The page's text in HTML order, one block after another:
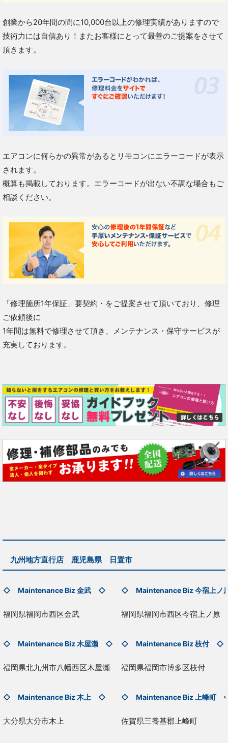
創業から20年間の間に10,000台以上の修理実績がありますので
技術力には自信あり！またお客様にとって最善のご提案をさせて
頂きます。
エアコンに何らかの異常があるとリモコンにエラーコードが表示
されます。
概算も掲載しております。エラーコードが出ない不調な場合もご
相談ください。
「修理箇所1年保証」要契約・をご提案させて頂いており、修理
ご依頼後に
1年間は無料で修理させて頂き、メンテナンス・保守サービスが
充実しております。
九州地方直行店 鹿児島県 日置市
◇ Maintenance Biz金武 ◇
福岡県福岡市西区金武
◇ Maintenance Biz今宿上ノ
福岡県福岡市西区今宿上ノ原
◇ Maintenance Biz木屋瀬 ◇
福岡県北九州市八幡西区木屋瀬
◇ Maintenance Biz 枝付 ◇
福岡県福岡市博多区枝付
◇ Maintenance Biz 木上 ◇
大分県大分市木上
◇ Maintenance Biz 上峰町
佐賀県三養基郡上峰町